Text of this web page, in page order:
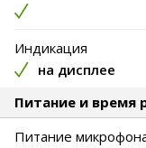
Индикация
на дисплее
Питание и время
Питание